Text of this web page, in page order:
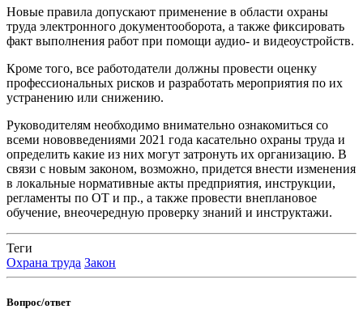
Новые правила допускают применение в области охраны
труда электронного документооборота, а также фиксировать
факт выполнения работ при помощи аудио- и видеоустройств.
Кроме того, все работодатели должны провести оценку
профессиональных рисков и разработать мероприятия по их
устранению или снижению.
Руководителям необходимо внимательно ознакомиться со
всеми нововведениями 2021 года касательно охраны труда и
определить какие из них могут затронуть их организацию. В
связи с новым законом, возможно, придется внести изменения
в локальные нормативные акты предприятия, инструкции,
регламенты по ОТ и пр., а также провести внеплановое
обучение, внеочередную проверку знаний и инструктажи.
Теги
Охрана труда Закон
Вопрос/ответ